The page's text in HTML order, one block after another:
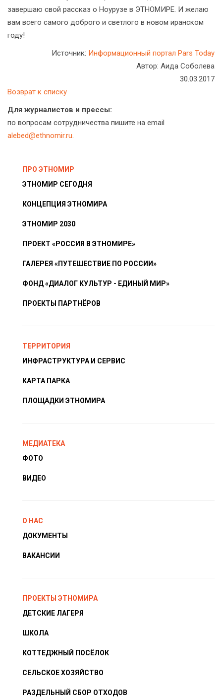
завершаю свой рассказ о Ноурузе в ЭТНОМИРЕ. И желаю
вам всего самого доброго и светлого в новом иранском
году!
Источник: Информационный портал Pars Today
Автор: Аида Соболева
30.03.2017
Возврат к списку
Для журналистов и прессы:
по вопросам сотрудничества пишите на email
alebed@ethnomir.ru.
ПРО ЭТНОМИР
ЭТНОМИР СЕГОДНЯ
КОНЦЕПЦИЯ ЭТНОМИРА
ЭТНОМИР 2030
ПРОЕКТ «РОССИЯ В ЭТНОМИРЕ»
ГАЛЕРЕЯ «ПУТЕШЕСТВИЕ ПО РОССИИ»
ФОНД «ДИАЛОГ КУЛЬТУР - ЕДИНЫЙ МИР»
ПРОЕКТЫ ПАРТНЁРОВ
ТЕРРИТОРИЯ
ИНФРАСТРУКТУРА И СЕРВИС
КАРТА ПАРКА
ПЛОЩАДКИ ЭТНОМИРА
МЕДИАТЕКА
ФОТО
ВИДЕО
О НАС
ДОКУМЕНТЫ
ВАКАНСИИ
ПРОЕКТЫ ЭТНОМИРА
ДЕТСКИЕ ЛАГЕРЯ
ШКОЛА
КОТТЕДЖНЫЙ ПОСЁЛОК
СЕЛЬСКОЕ ХОЗЯЙСТВО
РАЗДЕЛЬНЫЙ СБОР ОТХОДОВ